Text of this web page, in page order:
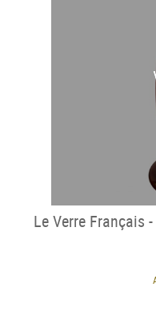
Le Verre Français